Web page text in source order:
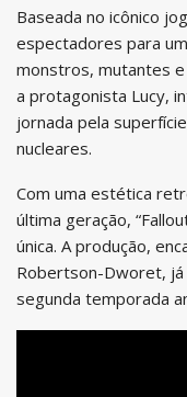
Baseada no icônico
espectadores para
monstros, mutantes
a protagonista Lucy,
jornada pela
nucleares.
Com uma estética
última geração,
única. A produção,
Robertson-Dworet, já
segunda temporada